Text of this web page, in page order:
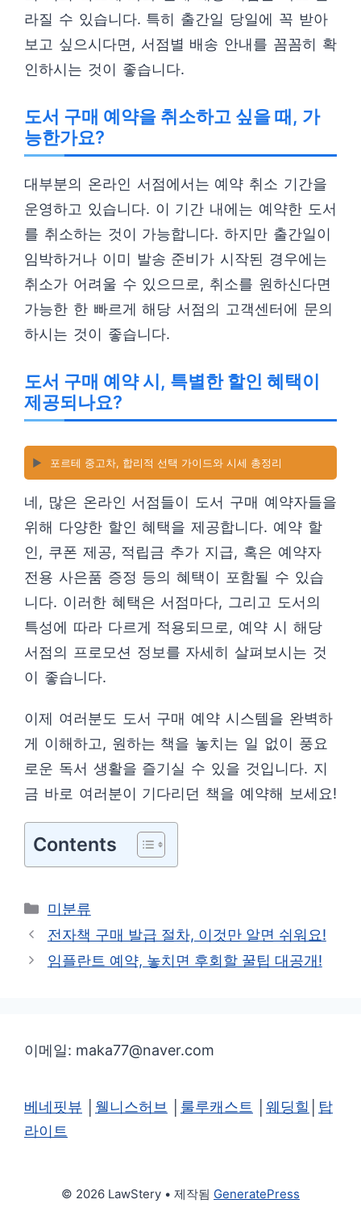
라질 수 있습니다. 특히 출간일 당일에 꼭 받아
보고 싶으시다면, 서점별 배송 안내를 꼼꼼히 확
인하시는 것이 좋습니다.
도서 구매 예약을 취소하고 싶을 때, 가
능한가요?
대부분의 온라인 서점에서는 예약 취소 기간을
운영하고 있습니다. 이 기간 내에는 예약한 도서
를 취소하는 것이 가능합니다. 하지만 출간일이
임박하거나 이미 발송 준비가 시작된 경우에는
취소가 어려울 수 있으므로, 취소를 원하신다면
가능한 한 빠르게 해당 서점의 고객센터에 문의
하시는 것이 좋습니다.
도서 구매 예약 시, 특별한 할인 혜택이
제공되나요?
▶️ 포르테 중고차, 합리적 선택 가이드와 시세 총정리
네, 많은 온라인 서점들이 도서 구매 예약자들을
위해 다양한 할인 혜택을 제공합니다. 예약 할
인, 쿠폰 제공, 적립금 추가 지급, 혹은 예약자
전용 사은품 증정 등의 혜택이 포함될 수 있습
니다. 이러한 혜택은 서점마다, 그리고 도서의
특성에 따라 다르게 적용되므로, 예약 시 해당
서점의 프로모션 정보를 자세히 살펴보시는 것
이 좋습니다.
이제 여러분도 도서 구매 예약 시스템을 완벽하
게 이해하고, 원하는 책을 놓치는 일 없이 풍요
로운 독서 생활을 즐기실 수 있을 것입니다. 지
금 바로 여러분이 기다리던 책을 예약해 보세요!
Contents
카
테
리
미분류
전자책 구매 발급 절차, 이것만 알면 쉬워요!
임플란트 예약, 놓치면 후회할 꿀팁 대공개!
이메일: maka77@naver.com
베네핏뷰 웰니스허브 룰루캐스트 웨딩힐
탑
라이트
© 2026 LawStery • 제작됨 GeneratePress